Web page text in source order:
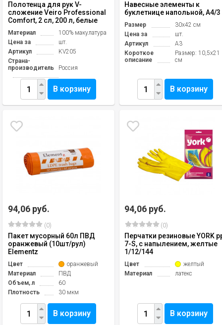
Полотенца для рук V-
сложение Veiro Professional
Comfort, 2 сл, 200 л, белые
Материал
100% макулатура
Цена за
шт.
Артикул
KV205
Страна-
производитель
Россия
В корзину
Навесные элементы к
буклетнице напольной, A4/3
Размер
30х42 см
Цена за
шт.
Артикул
A3
Короткое
описание
Размер: 10,5х21
см
В корзину
94,06 руб.
(0)
Пакет мусорный 60л ПВД
оранжевый (10шт/рул)
Elementz
Цвет
оранжевый
Материал
ПВД
Объем, л
60
Плотность
30 мкм
В корзину
94,06 руб.
(0)
Перчатки резиновые YORK
7-S, с напылением, желтые
1/12/144
Цвет
желтый
Материал
латекс
В корзину